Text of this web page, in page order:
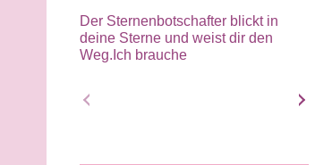
Der Sternenbotschafter blickt in
deine Sterne und weist dir den
Weg.Ich brauche